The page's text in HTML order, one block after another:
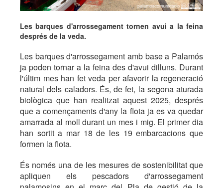
Les barques d'arrossegament tornen avui a la feina
després de la veda.
Les barques d'arrossegament amb base a Palamós
ja poden tornar a la feina des d'avui dilluns. Durant
l'últim mes han fet veda per afavorir la regeneració
natural dels caladors. És, de fet, la segona aturada
biològica que han realitzat aquest 2025, després
que a començaments d'any la flota ja es va quedar
amarrada al moll durant un mes i mig. El primer dia
han sortit a mar 18 de les 19 embarcacions que
formen la flota.
És només una de les mesures de sostenibilitat que
apliquen els pescadors d'arrossegament